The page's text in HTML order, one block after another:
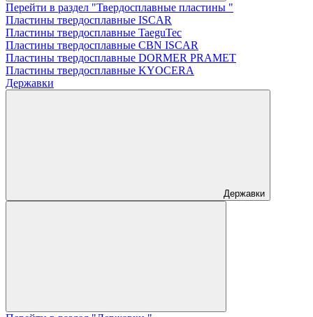
Перейти в раздел "Твердосплавные пластины "
Пластины твердосплавные ISCAR
Пластины твердосплавные TaeguTec
Пластины твердосплавные CBN ISCAR
Пластины твердосплавные DORMER PRAMET
Пластины твердосплавные KYOCERA
Державки
Державки